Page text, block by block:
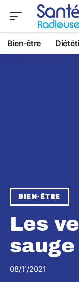
Bien-être
BIEN-ÊTRE
Les
08/11/2021